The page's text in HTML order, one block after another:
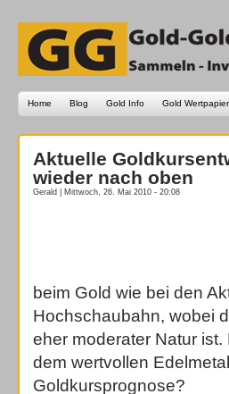
Home Blog Gold Info Gold
Aktuelle
wieder nach oben
Gerald | Mittwoch, 26. Mai 2010 - 20:08
beim Gold wie bei den
Hochschaubahn, wobei
eher moderater Natur
dem wertvollen
Goldkursprognose?